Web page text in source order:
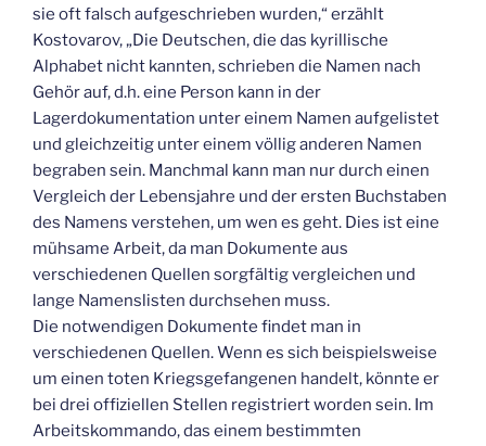
sie oft falsch aufgeschrieben wurden,“ erzählt
Kostovarov, „Die Deutschen, die das kyrillische
Alphabet nicht kannten, schrieben die Namen nach
Gehör auf, d.h. eine Person kann in der
Lagerdokumentation unter einem Namen aufgelistet
und gleichzeitig unter einem völlig anderen Namen
begraben sein. Manchmal kann man nur durch einen
Vergleich der Lebensjahre und der ersten Buchstaben
des Namens verstehen, um wen es geht. Dies ist eine
mühsame Arbeit, da man Dokumente aus
verschiedenen Quellen sorgfältig vergleichen und
lange Namenslisten durchsehen muss.
Die notwendigen Dokumente findet man in
verschiedenen Quellen. Wenn es sich beispielsweise
um einen toten Kriegsgefangenen handelt, könnte er
bei drei offiziellen Stellen registriert worden sein. Im
Arbeitskommando, das einem bestimmten